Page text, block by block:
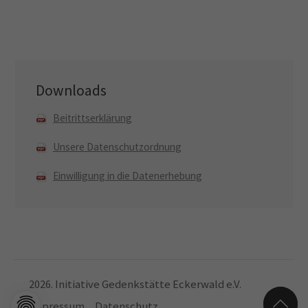
About us
Lorem ipsum dolor sit amet, consectetuer
Cum sociis natoque penatibus et magnis dis
Downloads
Beitrittserklärung
Unsere Datenschutzordnung
Einwilligung in die Datenerhebung
2026. Initiative Gedenkstätte Eckerwald e.V.